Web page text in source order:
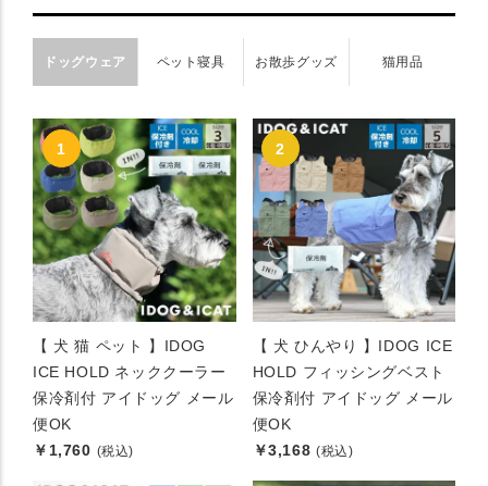
ドッグウェア ペット寝具 お散歩グッズ 猫用品
【 犬 猫 ペット 】IDOG
ICE HOLD ネッククーラー
保冷剤付 アイドッグ メール
便OK
￥1,760 (税込)
【 犬 ひんやり 】IDOG ICE
HOLD フィッシングベスト
保冷剤付 アイドッグ メール
便OK
￥3,168 (税込)